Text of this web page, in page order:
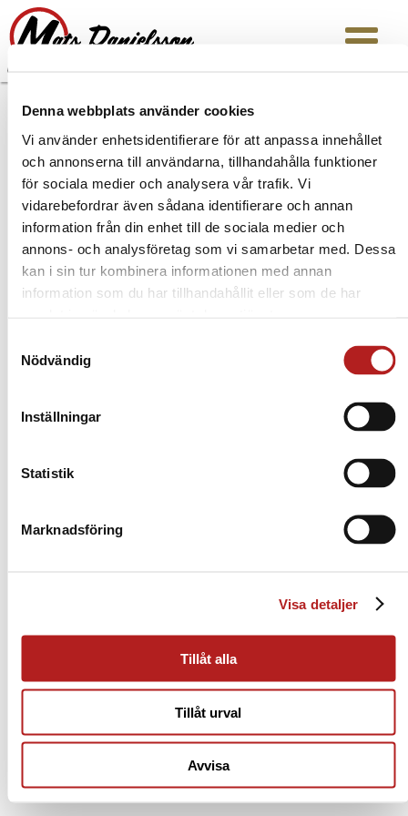
Denna webbplats använder cookies
Vi använder enhetsidentifierare för att anpassa innehållet
och annonserna till användarna, tillhandahålla funktioner
för sociala medier och analysera vår trafik. Vi
vidarebefordrar även sådana identifierare och annan
information från din enhet till de sociala medier och
annons- och analysföretag som vi samarbetar med. Dessa
kan i sin tur kombinera informationen med annan
information som du har tillhandahållit eller som de har
Nödvändig
Inställningar
Statistik
Marknadsföring
Visa detaljer
Tillåt alla
Tillåt urval
Avvisa
Copyright © | Er Man AB | Org 556690-7381 |
info@matsdanielsson.se|www.matsdanielsson.se